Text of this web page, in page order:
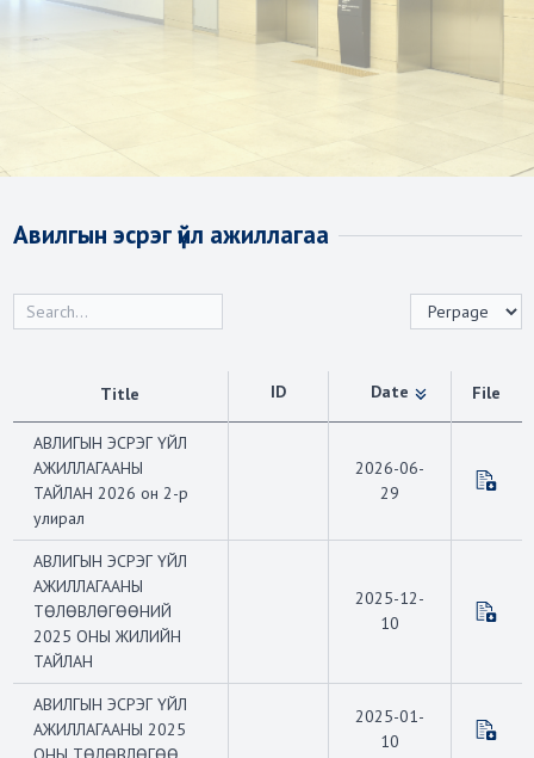
Авилгын эсрэг үйл ажиллагаа
Title ID Date File
АВЛИГЫН ЭСРЭГ ҮЙЛ
АЖИЛЛАГААНЫ
ТАЙЛАН 2026 он 2-р
улирал
2026-06-
29
АВЛИГЫН ЭСРЭГ ҮЙЛ
АЖИЛЛАГААНЫ
ТӨЛӨВЛӨГӨӨНИЙ
2025 ОНЫ ЖИЛИЙН
ТАЙЛАН
2025-12-
10
АВИЛГЫН ЭСРЭГ ҮЙЛ
АЖИЛЛАГААНЫ 2025
2025-01-
10